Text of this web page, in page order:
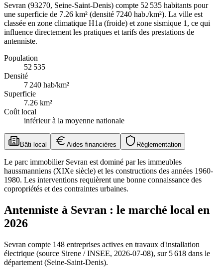
Sevran (93270, Seine-Saint-Denis) compte 52 535 habitants pour
une superficie de 7.26 km² (densité 7240 hab./km²). La ville est
classée en zone climatique H1a (froide) et zone sismique 1, ce qui
influence directement les pratiques et tarifs des prestations de
antenniste.
Population
52 535
Densité
7 240 hab/km²
Superficie
7.26 km²
Coût local
inférieur à la moyenne nationale
Bâti local Aides financières Réglementation
Le parc immobilier Sevran est dominé par les immeubles
haussmanniens (XIXe siècle) et les constructions des années 1960-
1980. Les interventions requièrent une bonne connaissance des
copropriétés et des contraintes urbaines.
Antenniste à Sevran : le marché local en
2026
Sevran compte 148 entreprises actives en travaux d'installation
électrique (source Sirene / INSEE, 2026-07-08), sur 5 618 dans le
département (Seine-Saint-Denis).